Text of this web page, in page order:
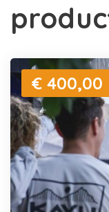
€ 400,00